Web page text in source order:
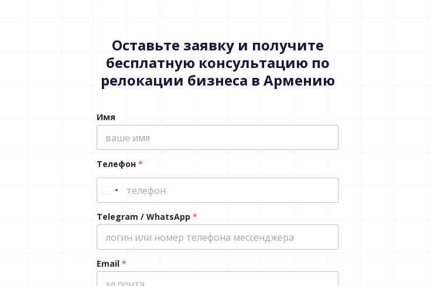
Оставьте заявку и получите
бесплатную консультацию по
релокации бизнеса в Армению
Имя
Телефон*
Telegram / WhatsApp*
Email*